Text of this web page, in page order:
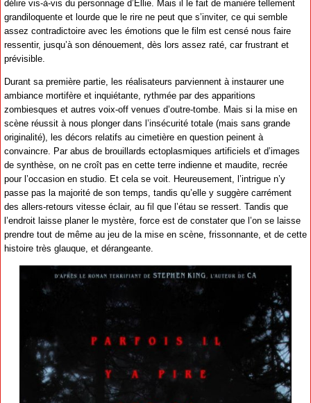
délire vis-à-vis du personnage d’Ellie. Mais il le fait de manière tellement
grandiloquente et lourde que le rire ne peut que s’inviter, ce qui semble
assez contradictoire avec les émotions que le film est censé nous faire
ressentir, jusqu’à son dénouement, dès lors assez raté, car frustrant et
prévisible.
Durant sa première partie, les réalisateurs parviennent à instaurer une
ambiance mortifère et inquiétante, rythmée par des apparitions
zombiesques et autres voix-off venues d’outre-tombe. Mais si la mise en
scène réussit à nous plonger dans l’insécurité totale (mais sans grande
originalité), les décors relatifs au cimetière en question peinent à
convaincre. Par abus de brouillards ectoplasmiques artificiels et d’images
de synthèse, on ne croît pas en cette terre indienne et maudite, recrée
pour l’occasion en studio. Et cela se voit. Heureusement, l’intrigue n’y
passe pas la majorité de son temps, tandis qu’elle y suggère carrément
des allers-retours vitesse éclair, au fil que l’étau se ressert. Tandis que
l’endroit laisse planer le mystère, force est de constater que l’on se laisse
prendre tout de même au jeu de la mise en scène, frissonnante, et de cette
histoire très glauque, et dérangeante.